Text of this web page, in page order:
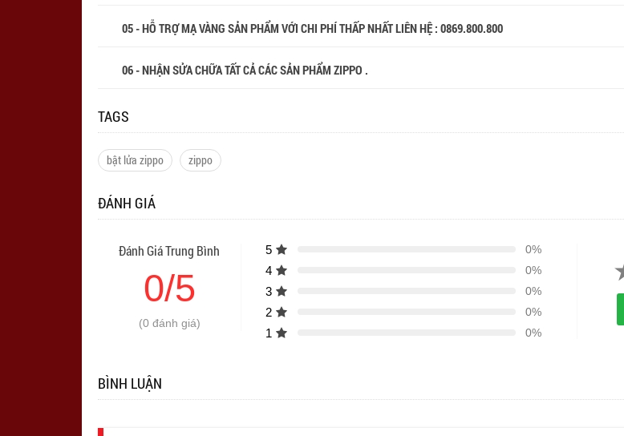
05 - HỖ TRỢ MẠ VÀNG SẢN PHẨM VỚI CHI PHÍ THẤP NHẤT LIÊN HỆ : 0869.800.800
06 - NHẬN SỬA CHỮA TẤT CẢ CÁC SẢN PHẨM ZIPPO .
TAGS
bật lửa zippo zippo
ĐÁNH GIÁ
Đánh Giá Trung Bình
0/5
(0 đánh giá)
5 0%
4 0%
3 0%
2 0%
1 0%
BÌNH LUẬN